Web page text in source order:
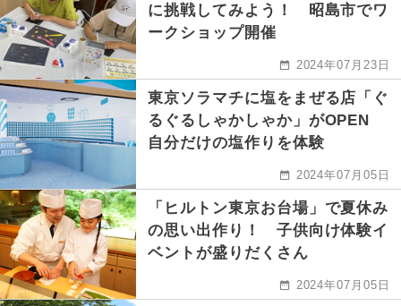
に挑戦してみよう！ 昭島市でワ
ークショップ開催
2024年07月23日
東京ソラマチに塩をまぜる店「ぐ
るぐるしゃかしゃか」がOPEN
自分だけの塩作りを体験
2024年07月05日
「ヒルトン東京お台場」で夏休み
の思い出作り！ 子供向け体験イ
ベントが盛りだくさん
2024年07月05日